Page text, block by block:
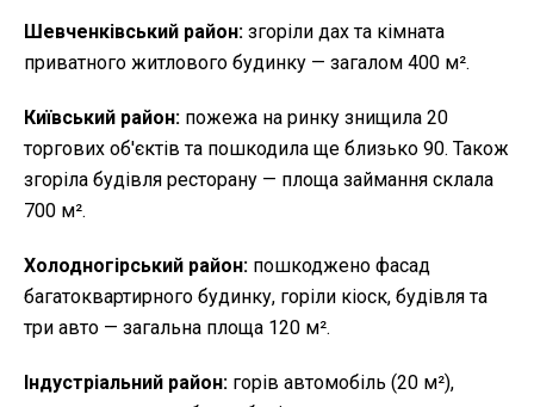
Шевченківський район: згоріли дах та кімната
приватного житлового будинку — загалом 400 м².
Київський район: пожежа на ринку знищила 20
торгових об'єктів та пошкодила ще близько 90. Також
згоріла будівля ресторану — площа займання склала
700 м².
Холодногірський район: пошкоджено фасад
багатоквартирного будинку, горіли кіоск, будівля та
три авто — загальна площа 120 м².
Індустріальний район: горів автомобіль (20 м²),